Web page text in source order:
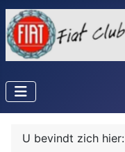
U bevindt zich hier: